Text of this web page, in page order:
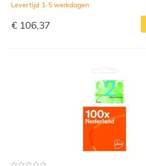
Levertijd 1-5 werkdagen
€ 106,37